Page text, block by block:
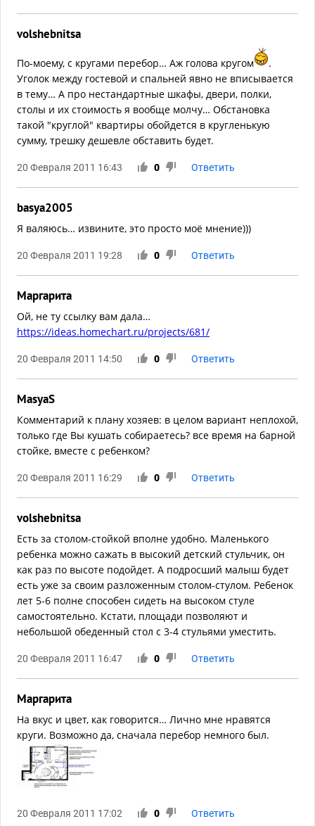
volshebnitsa
По-моему, с кругами перебор… Аж голова кругом
.
Уголок между гостевой и спальней явно не вписывается
в тему… А про нестандартные шкафы, двери, полки,
столы и их стоимость я вообще молчу… Обстановка
такой "круглой" квартиры обойдется в кругленькую
сумму, трешку дешевле обставить будет.
20 Февраля 2011 16:43 0 Ответить
basya2005
Я валяюсь… извините, это просто моё мнение)))
20 Февраля 2011 19:28 0 Ответить
Маргарита
Ой, не ту ссылку вам дала…
https://ideas.homechart.ru/projects/681/
20 Февраля 2011 14:50 0 Ответить
MasyaS
Комментарий к плану хозяев: в целом вариант неплохой,
только где Вы кушать собираетесь? все время на барной
стойке, вместе с ребенком?
20 Февраля 2011 16:29 0 Ответить
volshebnitsa
Есть за столом-стойкой вполне удобно. Маленького
ребенка можно сажать в высокий детский стульчик, он
как раз по высоте подойдет. А подросший малыш будет
есть уже за своим разложенным столом-стулом. Ребенок
лет 5-6 полне способен сидеть на высоком стуле
самостоятельно. Кстати, площади позволяют и
небольшой обеденный стол с 3-4 стульями уместить.
20 Февраля 2011 16:47 0 Ответить
Маргарита
На вкус и цвет, как говорится… Лично мне нравятся
круги. Возможно да, сначала перебор немного был.
20 Февраля 2011 17:02 0 Ответить